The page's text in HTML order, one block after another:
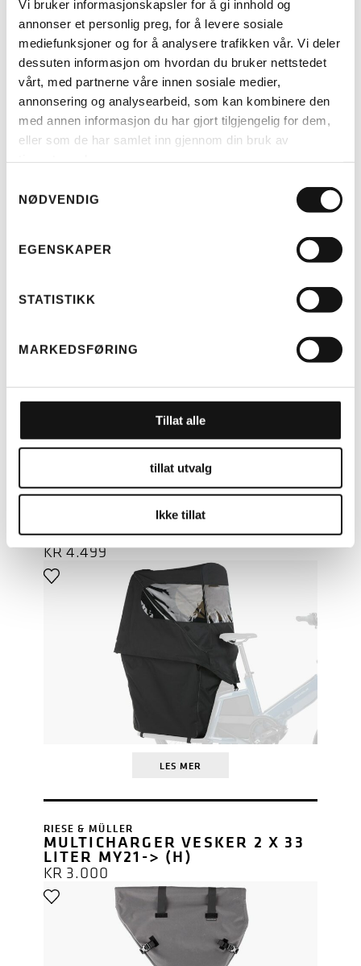
Vi bruker informasjonskapsler for å gi innhold og
annonser et personlig preg, for å levere sosiale
mediefunksjoner og for å analysere trafikken vår. Vi deler
dessuten informasjon om hvordan du bruker nettstedet
vårt, med partnerne våre innen sosiale medier,
annonsering og analysearbeid, som kan kombinere den
med annen informasjon du har gjort tilgjengelig for dem,
eller som de har samlet inn gjennom din bruk av
NØDVENDIG
EGENSKAPER
STATISTIKK
MARKEDSFØRING
Tillat alle
tillat utvalg
Ikke tillat
LES MER
TELT MULTICHARGER KOMPLETT
LES MER
TELT MULTITINKER KOMPLETT
(H)
KR4.499
LES MER
RIESE & MÜLLER
MULTICHARGER VESKER 2 X 33
LITER MY21-> (H)
KR 3.000